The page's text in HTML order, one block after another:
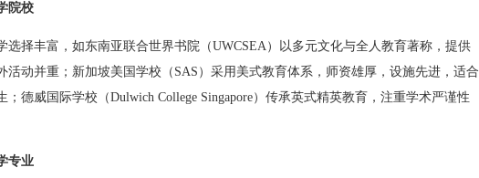
院校
选择丰富，如东南亚联合世界书院（UWCSEA）以多元文化与全人教育著称，提供
活动并重；新加坡美国学校（SAS）采用美式教育体系，师资雄厚，设施先进，适合
；德威国际学校（Dulwich College Singapore）传承英式精英教育，注重学术严谨性
专业